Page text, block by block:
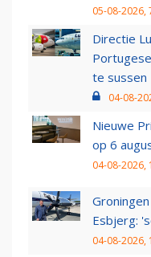
05-08-2026,
Directie
te sussen
04-08-
Nieuwe
op 6
04-08-2026,
Esbjerg:
04-08-2026,